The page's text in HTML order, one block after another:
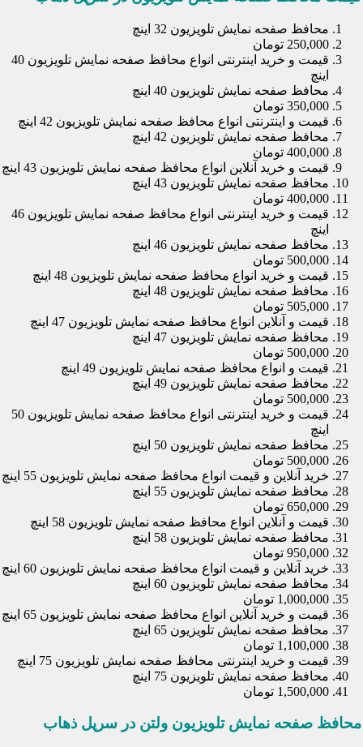
محافظ صفحه نمایش تلویزیون 32 اینچ
250,000 تومان
قیمت و خرید اینترنتی انواع محافظ صفحه نمایش تلویزیون 40
اینچ
محافظ صفحه نمایش تلویزیون 40 اینچ
350,000 تومان
قیمت و اینترنتی انواع محافظ صفحه نمایش تلویزیون 42 اینچ
محافظ صفحه نمایش تلویزیون 42 اینچ
400,000 تومان
قیمت و خرید آنلاین انواع محافظ صفحه نمایش تلویزیون 43 اینچ
محافظ صفحه نمایش تلویزیون 43 اینچ
400,000 تومان
قیمت و خرید اینترنتی انواع محافظ صفحه نمایش تلویزیون 46
اینچ
محافظ صفحه نمایش تلویزیون 46 اینچ
500,000 تومان
قیمت و خرید انواع محافظ صفحه نمایش تلویزیون 48 اینچ
محافظ صفحه نمایش تلویزیون 48 اینچ
505,000 تومان
قیمت و آنلاین انواع محافظ صفحه نمایش تلویزیون 47 اینچ
محافظ صفحه نمایش تلویزیون 47 اینچ
500,000 تومان
قیمت و انواع محافظ صفحه نمایش تلویزیون 49 اینچ
محافظ صفحه نمایش تلویزیون 49 اینچ
500,000 تومان
قیمت و خرید اینترنتی انواع محافظ صفحه نمایش تلویزیون 50
اینچ
محافظ صفحه نمایش تلویزیون 50 اینچ
500,000 تومان
خرید آنلاین و قیمت انواع محافظ صفحه نمایش تلویزیون 55 اینچ
محافظ صفحه نمایش تلویزیون 55 اینچ
650,000 تومان
قیمت و آنلاین انواع محافظ صفحه نمایش تلویزیون 58 اینچ
محافظ صفحه نمایش تلویزیون 58 اینچ
950,000 تومان
خرید آنلاین و قیمت انواع محافظ صفحه نمایش تلویزیون 60 اینچ
محافظ صفحه نمایش تلویزیون 60 اینچ
1,000,000 تومان
قیمت و خرید آنلاین انواع محافظ صفحه نمایش تلویزیون 65 اینچ
محافظ صفحه نمایش تلویزیون 65 اینچ
1,100,000 تومان
قیمت و خرید اینترنتی محافظ صفحه نمایش تلویزیون 75 اینچ
محافظ صفحه نمایش تلویزیون 75 اینچ
1,500,000 تومان
محافظ صفحه نمایش تلویزیون ولتن در سرپل ذهاب